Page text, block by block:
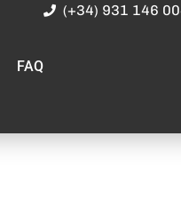
FAQ
(+34) 931 146